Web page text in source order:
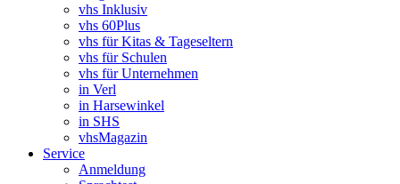
vhs Inklusiv
vhs 60Plus
vhs für Kitas & Tageseltern
vhs für Schulen
vhs für Unternehmen
in Verl
in Harsewinkel
in SHS
vhsMagazin
Service
Anmeldung